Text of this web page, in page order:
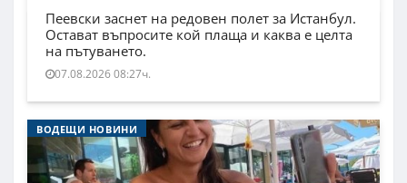
Пеевски заснет на редовен полет за Истанбул.
Остават въпросите кой плаща и каква е целта
на пътуването.
07.08.2026 08:27ч.
ВОДЕЩИ НОВИНИ